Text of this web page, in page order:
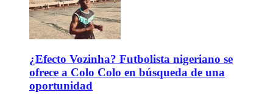
¿Efecto Vozinha? Futbolista nigeriano se
ofrece a Colo Colo en búsqueda de una
oportunidad